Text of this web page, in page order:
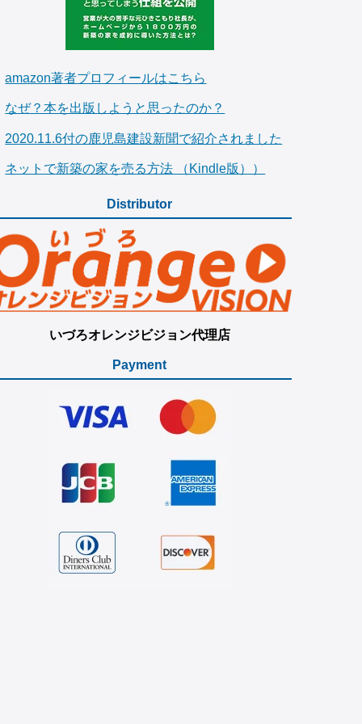
amazon著者プロフィールはこちら
なぜ？本を出版しようと思ったのか？
2020.11.6付の鹿児島建設新聞で紹介されました
ネットで新築の家を売る方法 （Kindle版））
Distributor
いづろオレンジビジョン代理店
Payment